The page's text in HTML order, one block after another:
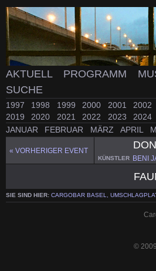
AKTUELL PROGRAMM
SUCHE
1997 1998 1999 2000 2001 2002
2019
2020 2021 2022 2023 2024
JANUAR
FEBRUAR MÄRZ APRIL
« VORHERIGER EVENT
KÜNSTLER BENI
SIE SIND HIER: CARGOBAR BASEL,
©